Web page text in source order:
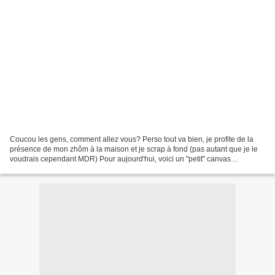
Coucou les gens, comment allez vous? Perso tout va bien, je profite de la
présence de mon zhôm à la maison et je scrap à fond (pas autant que je le
voudrais cependant MDR) Pour aujourd'hui, voici un "petit" canvas